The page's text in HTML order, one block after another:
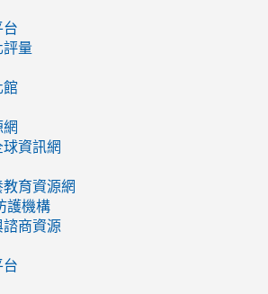
台
評量
館
資訊網
育資源網
護機構
商資源
台